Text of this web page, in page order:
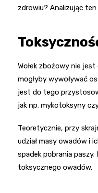
zdrowiu? Analizując
Wołek zbożowy nie
mogłyby wywoływać
jest do tego
jak np. mykotoksyny
Teoretycznie, przy
udział masy owadów i
spadek pobrania
toksycznego owadów.